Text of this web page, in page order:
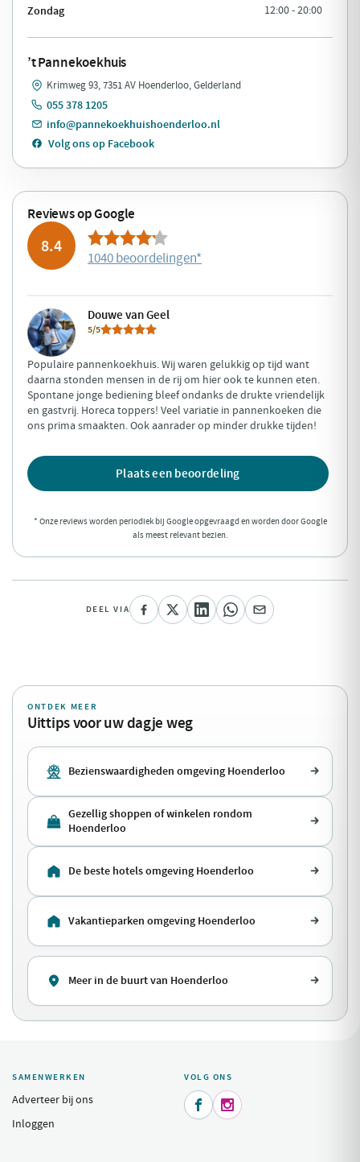
Zondag 12:00 - 20:00
’t Pannekoekhuis
Krimweg 93, 7351 AV Hoenderloo, Gelderland
055 378 1205
info@pannekoekhuishoenderloo.nl
Volg ons op Facebook
Reviews op Google
8.4
1040 beoordelingen*
Douwe van Geel
5/5
Populaire pannenkoekhuis. Wij waren gelukkig op tijd want
daarna stonden mensen in de rij om hier ook te kunnen eten.
Spontane jonge bediening bleef ondanks de drukte vriendelijk
en gastvrij. Horeca toppers! Veel variatie in pannenkoeken die
ons prima smaakten. Ook aanrader op minder drukke tijden!
Plaats een beoordeling
* Onze reviews worden periodiek bij Google opgevraagd en worden door Google
als meest relevant bezien.
DEEL VIA
ONTDEK MEER
Uittips voor uw dagje weg
Bezienswaardigheden omgeving Hoenderloo
Gezellig shoppen of winkelen rondom
Hoenderloo
De beste hotels omgeving Hoenderloo
Vakantieparken omgeving Hoenderloo
Meer in de buurt van Hoenderloo
SAMENWERKEN
Adverteer bij ons
Inloggen
VOLG ONS
 